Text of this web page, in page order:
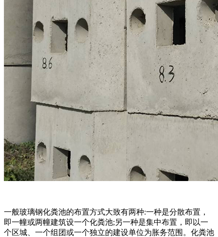
一般玻璃钢化粪池的布置方式大致有两种:一种是分散布置，
即一幢或两幢建筑设一个化粪池;另一种是集中布置，即以一
个区城、一个组团或一个独立的建设单位为胀务范围。化粪池